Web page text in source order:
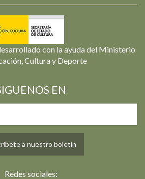
con la ayuda del Ministerio
Cultura y Deporte
EN
a nuestro boletín
Redes sociales: